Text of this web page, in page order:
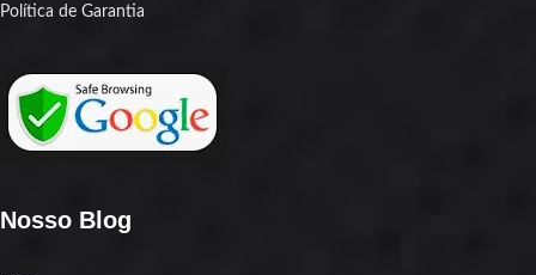
Política de Garantia
Nosso Blog